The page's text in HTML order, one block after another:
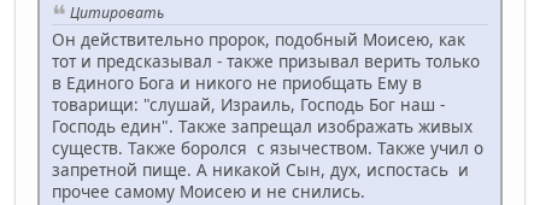
Цитировать
Он действительно пророк, подобный Моисею, как
тот и предсказывал - также призывал верить только
в Единого Бога и никого не приобщать Ему в
товарищи: "слушай, Израиль, Господь Бог наш -
Господь един". Также запрещал изображать живых
существ. Также боролся с язычеством. Также учил о
запретной пище. А никакой Сын, дух, испостась и
прочее самому Моисею и не снились.